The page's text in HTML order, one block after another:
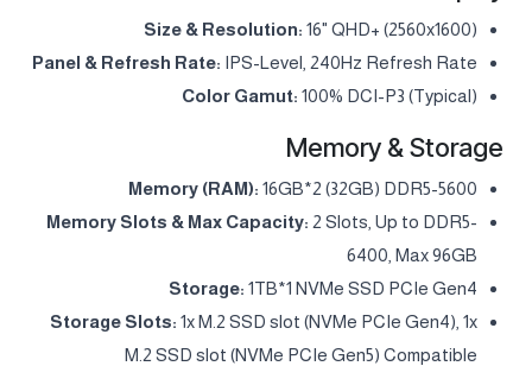
Size & Resolution: 16" QHD+ (2560x1600)
Panel & Refresh Rate: IPS-Level, 240Hz Refresh Rate
Color Gamut: 100% DCI-P3 (Typical)
Memory & Storage
Memory (RAM): 16GB*2 (32GB) DDR5-5600
Memory Slots & Max Capacity: 2 Slots, Up to DDR5-
6400, Max 96GB
Storage: 1TB*1 NVMe SSD PCIe Gen4
Storage Slots: 1x M.2 SSD slot (NVMe PCIe Gen4), 1x
M.2 SSD slot (NVMe PCIe Gen5) Compatible